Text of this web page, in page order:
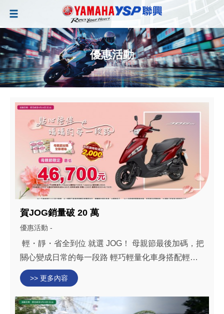
優惠活動
賀JOG銷量破 20 萬
優惠活動 -
輕・靜・省全到位 就選 JOG！ 母親節最後加碼，把
關心變成日常的每一段路 輕巧輕量化車身搭配輕省
主支架，停車駐車時輕鬆時不費力 安靜智能啟動系
統，降低啟動時的噪音與振動 省油BLUE CORE節
能引擎，油耗57.6K...
>> 更多內容